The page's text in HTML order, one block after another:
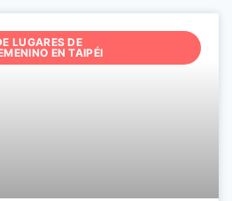
LUGARES DE
EN TAIPÉI